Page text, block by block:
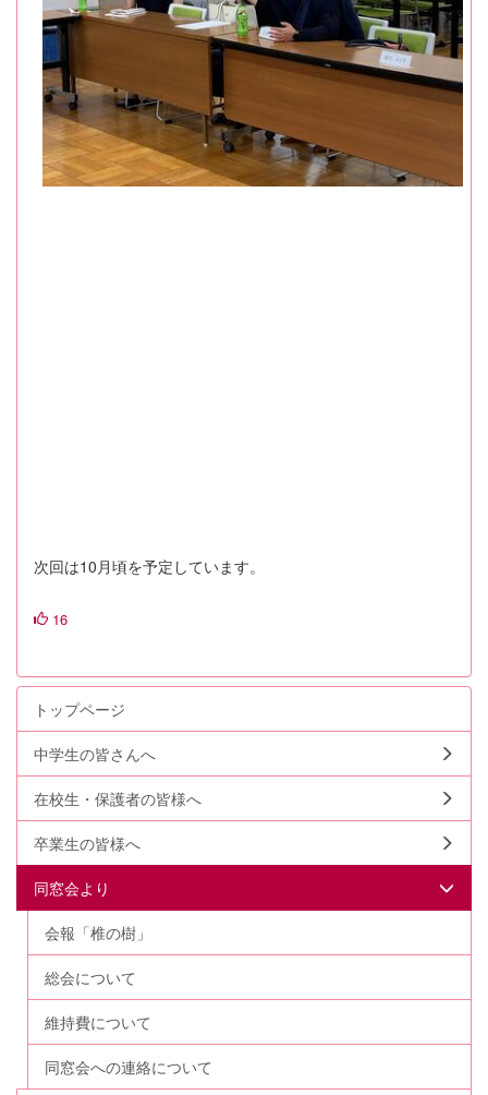
次回は10月頃を予定しています。
16
トップページ
中学生の皆さんへ
在校生・保護者の皆様へ
卒業生の皆様へ
同窓会より
会報「椎の樹」
総会について
維持費について
同窓会への連絡について